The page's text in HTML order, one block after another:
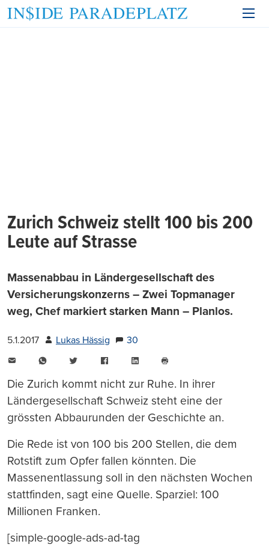
Zurich Schweiz stellt 100 bis 200
Leute auf Strasse
Massenabbau in Ländergesellschaft des
Versicherungskonzerns – Zwei Topmanager
weg, Chef markiert starken Mann – Planlos.
5.1.2017 Lukas Hässig
30
WhatsAppTwitter FacebookLinkedIn
drucken
Die Zurich kommt nicht zur Ruhe. In ihrer
Ländergesellschaft Schweiz steht eine der
grössten Abbaurunden der Geschichte an.
Die Rede ist von 100 bis 200 Stellen, die dem
Rotstift zum Opfer fallen könnten. Die
Massenentlassung soll in den nächsten Wochen
stattfinden, sagt eine Quelle. Sparziel: 100
Millionen Franken.
[simple-google-ads-ad-tag